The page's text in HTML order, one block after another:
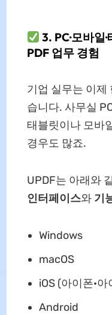
3. PC·모바일
PDF 업무 경험
기업 실무는 이제
습니다. 사무실
태블릿이나 모바
경우도 많죠.
UPDF는 아래와
인터페이스와 기
Windows
macOS
iOS (아이폰·
Android